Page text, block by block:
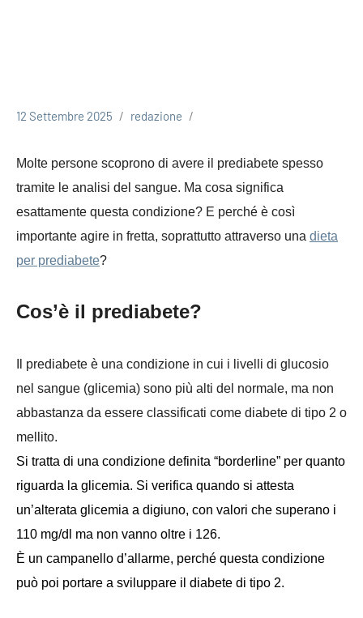
12 Settembre 2025 redazione
Molte persone scoprono di avere il prediabete spesso
tramite le analisi del sangue. Ma cosa significa
esattamente questa condizione? E perché è così
importante agire in fretta, soprattutto attraverso una dieta
per prediabete?
Cos’è il prediabete?
Il prediabete è una condizione in cui i livelli di glucosio
nel sangue (glicemia) sono più alti del normale, ma non
abbastanza da essere classificati come diabete di tipo 2 o
mellito.
Si tratta di una condizione definita “borderline” per quanto
riguarda la glicemia. Si verifica quando si attesta
un’alterata glicemia a digiuno, con valori che superano i
110 mg/dl ma non vanno oltre i 126.
È un campanello d’allarme, perché questa condizione
può poi portare a sviluppare il diabete di tipo 2.